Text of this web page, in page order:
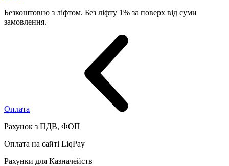
Безкоштовно з ліфтом. Без ліфту 1% за поверх від суми
замовлення.
Оплата
Рахунок з ПДВ, ФОП
Оплата на сайті LiqPay
Рахунки для Казначейств